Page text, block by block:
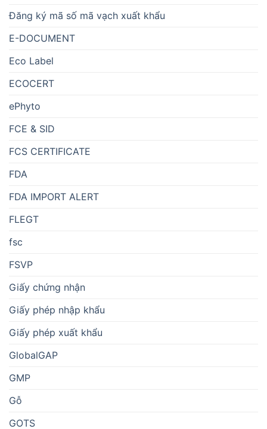
Đăng ký mã số mã vạch xuất khẩu
E-DOCUMENT
Eco Label
ECOCERT
ePhyto
FCE & SID
FCS CERTIFICATE
FDA
FDA IMPORT ALERT
FLEGT
fsc
FSVP
Giấy chứng nhận
Giấy phép nhập khẩu
Giấy phép xuất khẩu
GlobalGAP
GMP
Gỗ
GOTS